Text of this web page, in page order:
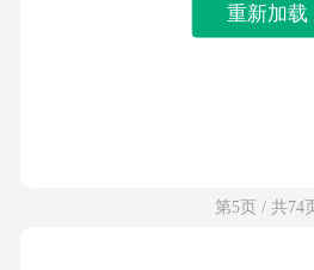
重新加载
第5页 / 共74